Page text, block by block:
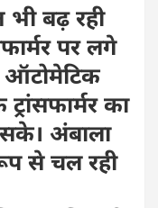
बढ़ रही
पर लगे
ऑटोमेटिक
का
सके। अंबाला
से चल रही